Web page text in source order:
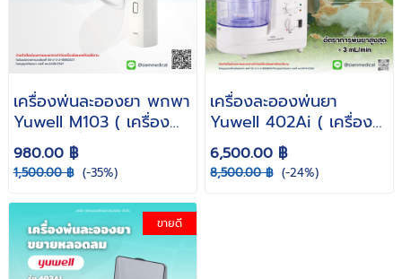
เครื่องพ่นละอองยา พกพา
Yuwell M103 ( เครื่อง
พ่นยา เครื่องพ่นยาหอบ
หืด เครื่องพ่นยาพกพา
Air Compressing
Nebulizer ) รับประกัน 2
980.00 ฿
1,500.00 ฿ (-35%)
เครื่องละอองพ่นยา
Yuwell 402Ai ( เครื่อง
พ่นยา หอบหืด พ่นยา
สัตว์เลี้ยง หมา แมว
Nebulizer Ultrasonic )
6,500.00 ฿
8,500.00 ฿ (-24%)
ขายดี